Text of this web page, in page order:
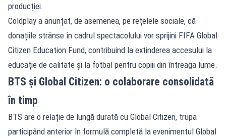
producției.
Coldplay a anunțat, de asemenea, pe rețelele sociale, că
donațiile strânse în cadrul spectacolului vor sprijini FIFA Global
Citizen Education Fund, contribuind la extinderea accesului la
educație de calitate și la fotbal pentru copiii din întreaga lume.
BTS și Global Citizen: o colaborare consolidată
în timp
BTS are o relație de lungă durată cu Global Citizen, trupa
participând anterior în formulă completă la evenimentul Global